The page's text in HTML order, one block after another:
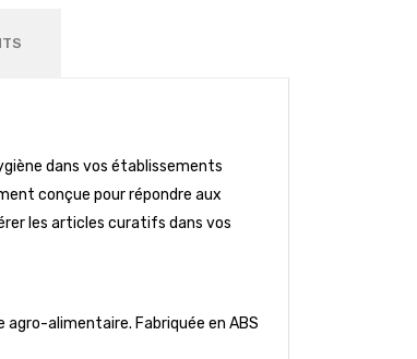
dans vos établissements
conçue pour répondre aux
les articles curatifs dans vos
alimentaire. Fabriquée en ABS